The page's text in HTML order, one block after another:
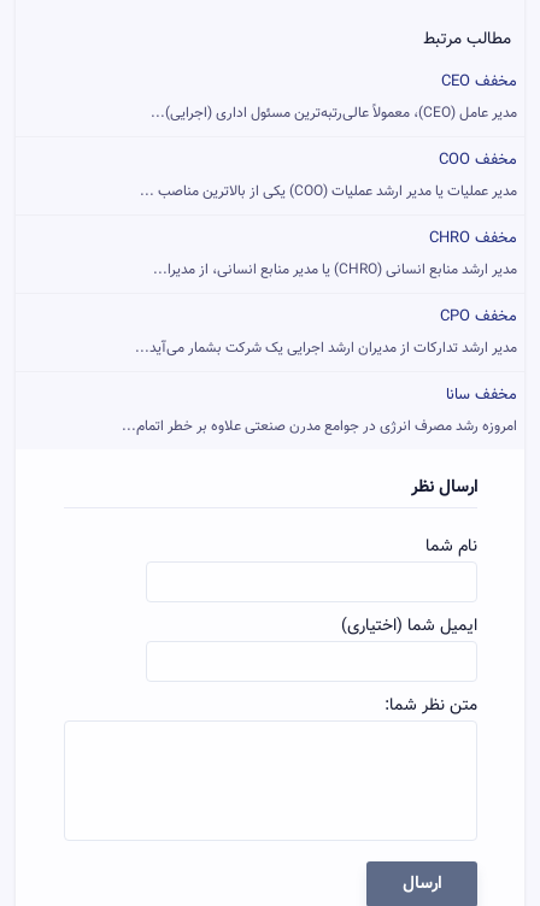
مطالب مرتبط
مخفف CEO
مدیر عامل (CEO)، معمولاً عالی‌رتبه‌ترین مسئول اداری (اجرایی)...
مخفف COO
مدیر عملیات یا مدیر ارشد عملیات (COO) یکی از بالاترین مناصب ...
مخفف CHRO
مدیر ارشد منابع انسانی (CHRO) یا مدیر منابع انسانی، از مدیرا...
مخفف CPO
مدیر ارشد تدارکات از مدیران ارشد اجرایی یک شرکت بشمار می‌آید...
مخفف سانا
امروزه رشد مصرف انرژی در جوامع مدرن صنعتی علاوه بر خطر اتمام...
ارسال نظر
نام شما
ایمیل شما (اختیاری)
متن نظر شما:
ارسال